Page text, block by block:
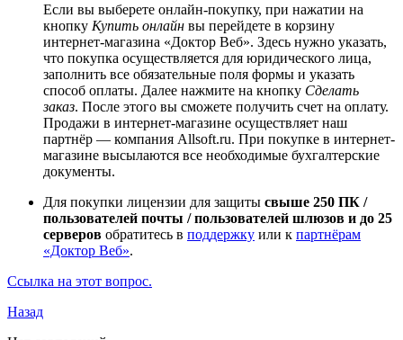
Если вы выберете онлайн-покупку, при нажатии на
кнопку Купить онлайн вы перейдете в корзину
интернет-магазина «Доктор Веб». Здесь нужно указать,
что покупка осуществляется для юридического лица,
заполнить все обязательные поля формы и указать
способ оплаты. Далее нажмите на кнопку Сделать
заказ. После этого вы сможете получить счет на оплату.
Продажи в интернет-магазине осуществляет наш
партнёр — компания Allsoft.ru. При покупке в интернет-
магазине высылаются все необходимые бухгалтерские
документы.
Для покупки лицензии для защиты свыше 250 ПК /
пользователей почты / пользователей шлюзов и до 25
серверов обратитесь в поддержку или к партнёрам
«Доктор Веб».
Ссылка на этот вопрос.
Назад